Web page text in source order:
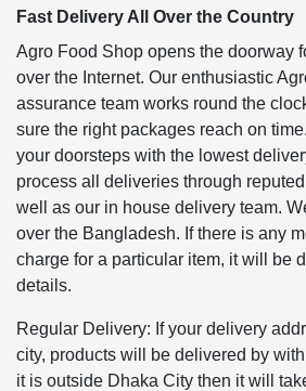
Fast Delivery All Over the Country
Agro Food Shop opens the doorway
over the Internet. Our enthusiastic
assurance team works round the
sure the right packages reach on
your doorsteps with the lowest
process all deliveries through
well as our in house delivery team.
over the Bangladesh. If there is any
charge for a particular item, it will be
details.
Regular Delivery: If your delivery
city, products will be delivered by
it is outside Dhaka City then it will